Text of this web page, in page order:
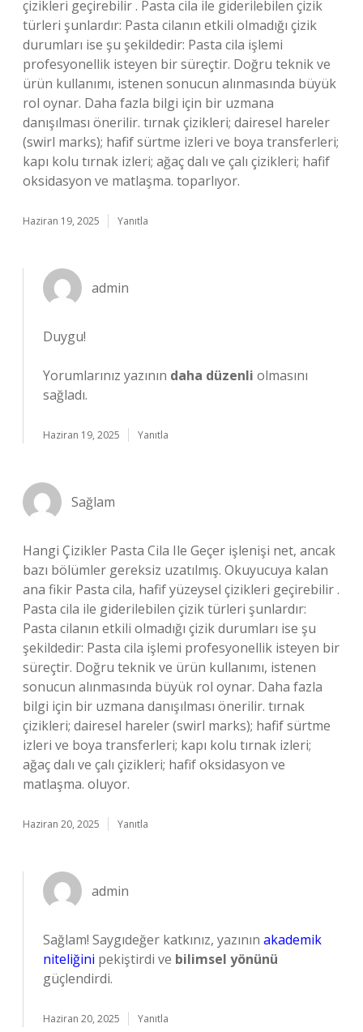
çizikleri geçirebilir . Pasta cila ile giderilebilen çizik
türleri şunlardır: Pasta cilanın etkili olmadığı çizik
durumları ise şu şekildedir: Pasta cila işlemi
profesyonellik isteyen bir süreçtir. Doğru teknik ve
ürün kullanımı, istenen sonucun alınmasında büyük
rol oynar. Daha fazla bilgi için bir uzmana
danışılması önerilir. tırnak çizikleri; dairesel hareler
(swirl marks); hafif sürtme izleri ve boya transferleri;
kapı kolu tırnak izleri; ağaç dalı ve çalı çizikleri; hafif
oksidasyon ve matlaşma. toparlıyor.
Haziran 19, 2025 Yanıtla
admin
Duygu!
Yorumlarınız yazının daha düzenli olmasını
sağladı.
Haziran 19, 2025 Yanıtla
Sağlam
Hangi Çizikler Pasta Cila Ile Geçer işlenişi net, ancak
bazı bölümler gereksiz uzatılmış. Okuyucuya kalan
ana fikir Pasta cila, hafif yüzeysel çizikleri geçirebilir .
Pasta cila ile giderilebilen çizik türleri şunlardır:
Pasta cilanın etkili olmadığı çizik durumları ise şu
şekildedir: Pasta cila işlemi profesyonellik isteyen bir
süreçtir. Doğru teknik ve ürün kullanımı, istenen
sonucun alınmasında büyük rol oynar. Daha fazla
bilgi için bir uzmana danışılması önerilir. tırnak
çizikleri; dairesel hareler (swirl marks); hafif sürtme
izleri ve boya transferleri; kapı kolu tırnak izleri;
ağaç dalı ve çalı çizikleri; hafif oksidasyon ve
matlaşma. oluyor.
Haziran 20, 2025 Yanıtla
admin
Sağlam! Saygıdeğer katkınız, yazının akademik
niteliğini pekiştirdi ve bilimsel yönünü
güçlendirdi.
Haziran 20, 2025 Yanıtla